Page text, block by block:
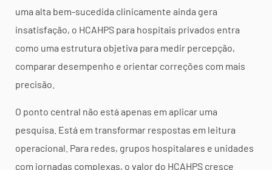
uma alta bem-sucedida clinicamente ainda gera
insatisfação, o HCAHPS para hospitais privados entra
como uma estrutura objetiva para medir percepção,
comparar desempenho e orientar correções com mais
precisão.
O ponto central não está apenas em aplicar uma
pesquisa. Está em transformar respostas em leitura
operacional. Para redes, grupos hospitalares e unidades
com jornadas complexas, o valor do HCAHPS cresce